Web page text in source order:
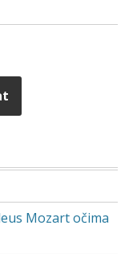
Mozart očima